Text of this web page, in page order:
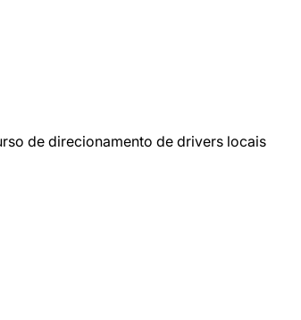
de direcionamento de drivers locais